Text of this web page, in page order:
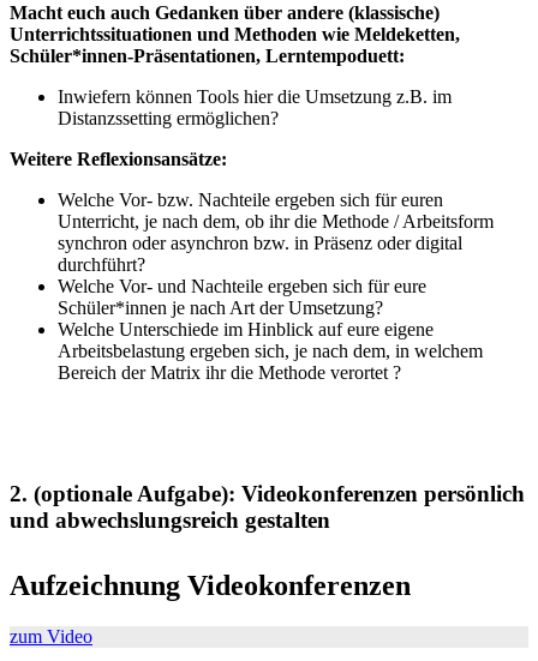
Macht euch auch Gedanken über andere (klassische)
Unterrichtssituationen und Methoden wie Meldeketten,
Schüler*innen-Präsentationen, Lerntempoduett:
Inwiefern können Tools hier die Umsetzung z.B. im
Distanzssetting ermöglichen?
Weitere Reflexionsansätze:
Welche Vor- bzw. Nachteile ergeben sich für euren
Unterricht, je nach dem, ob ihr die Methode / Arbeitsform
synchron oder asynchron bzw. in Präsenz oder digital
durchführt?
Welche Vor- und Nachteile ergeben sich für eure
Schüler*innen je nach Art der Umsetzung?
Welche Unterschiede im Hinblick auf eure eigene
Arbeitsbelastung ergeben sich, je nach dem, in welchem
Bereich der Matrix ihr die Methode verortet ?
2. (optionale Aufgabe): Videokonferenzen persönlich
und abwechslungsreich gestalten
Aufzeichnung Videokonferenzen
zum Video